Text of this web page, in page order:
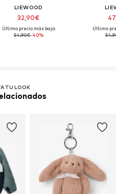
LIEWOOD
32,90€
Último precio más bajo:
54,90€-40%
Último
TU LOOK